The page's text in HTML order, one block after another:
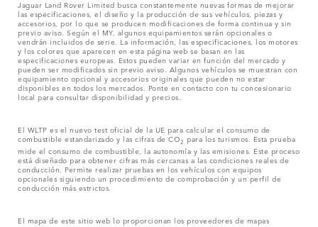
Jaguar Land Rover Limited busca constantemente nuevas formas de mejorar
las especificaciones, el diseño y la producción de sus vehículos, piezas y
accesorios, por lo que se producen modificaciones de forma continua y sin
previo aviso. Según el MY, algunos equipamientos serán opcionales o
vendrán incluidos de serie. La información, las especificaciones, los motores
y los colores que aparecen en esta página web se basan en las
especificaciones europeas. Estos pueden variar en función del mercado y
pueden ser modificados sin previo aviso. Algunos vehículos se muestran con
equipamiento opcional y accesorios originales que pueden no estar
disponibles en todos los mercados. Ponte en contacto con tu concesionario
local para consultar disponibilidad y precios.
El WLTP es el nuevo test oficial de la UE para calcular el consumo de
combustible estandarizado y las cifras de CO2 para los turismos. Esta prueba
mide el consumo de combustible, la autonomía y las emisiones. Este proceso
está diseñado para obtener cifras más cercanas a las condiciones reales de
conducción. Permite realizar pruebas en los vehículos con equipos
opcionales siguiendo un procedimiento de comprobación y un perfil de
conducción más estrictos.
El mapa de este sitio web lo proporcionan los proveedores de mapas